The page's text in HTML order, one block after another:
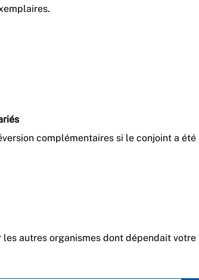
complémentaires si le conjoint a été
autres organismes dont dépendait votre